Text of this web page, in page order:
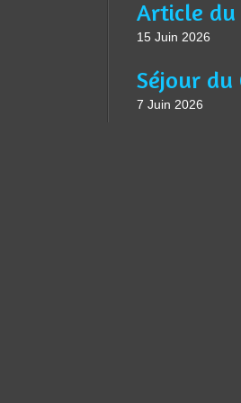
15 Juin 2026
7 Juin 2026